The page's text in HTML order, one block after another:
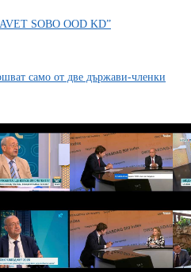
SOBO OOD KD”
само от две държави-членки